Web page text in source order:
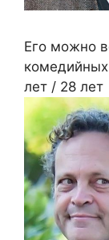
Его можно
лет / 28 лет